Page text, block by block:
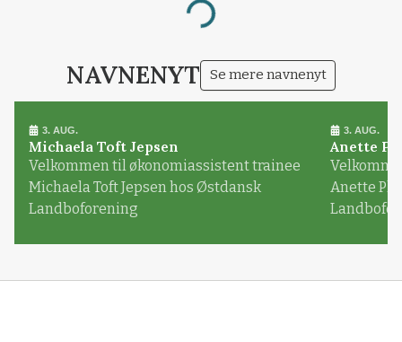
Loading...
NAVNENYT Se mere navnenyt
3. AUG.
Michaela Toft Jepsen
Velkommen til økonomiassistent trainee
Michaela Toft Jepsen hos Østdansk
Landboforening
3. AUG.
Anette
Anette